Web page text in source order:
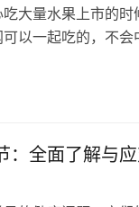
大量水果上市的
以一起吃的，不
：全面了解与